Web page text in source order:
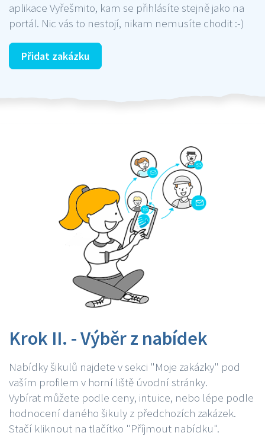
aplikace Vyřešmito, kam se přihlásíte stejně jako na
portál. Nic vás to nestojí, nikam nemusíte chodit :-)
Přidat zakázku
Krok II. - Výběr z nabídek
Nabídky šikulů najdete v sekci "Moje zakázky" pod
vaším profilem v horní liště úvodní stránky.
Vybírat můžete podle ceny, intuice, nebo lépe podle
hodnocení daného šikuly z předchozích zakázek.
Stačí kliknout na tlačítko "Příjmout nabídku".